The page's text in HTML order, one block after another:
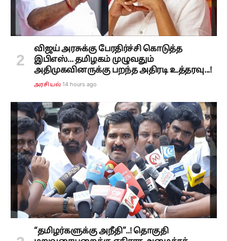
விஜய் அரசுக்கு பேரதிர்ச்சி கொடுத்த
இபிஎஸ்... தமிழகம் முழுவதும்
அதிமுகவினருக்கு பறந்த அதிரடி உத்தரவு...!
அரசியல் 14 hours ago
“தமிழர்களுக்கு அநீதி”..! தொகுதி